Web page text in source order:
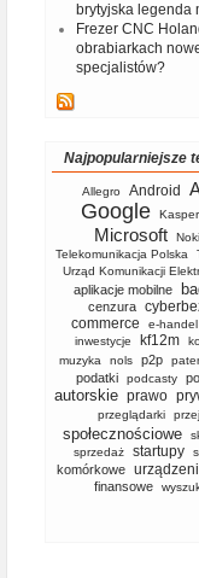
brytyjska legenda
Frezer CNC
obrabiarkach
specjalistów?
Najpopularniejsze
Allegro Android
Google
Microsoft
Telekomunikacja Polska
Urząd Komunikacji
aplikacje mobilne
cenzura
commerce
e-handel
inwestycje kf12m
muzyka nols p2p
podatki podcasty
autorskie prawo
przeglądarki
społecznościowe
sprzedaż
startupy
komórkowe
finansowe